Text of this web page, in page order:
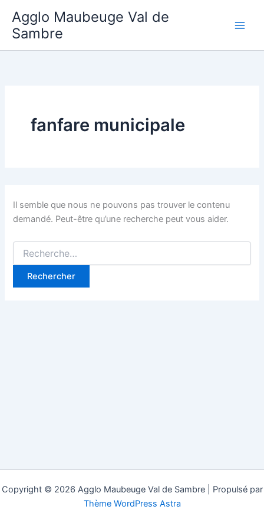
contenu
Agglo Maubeuge Val de
Sambre
fanfare municipale
Il semble que nous ne pouvons pas trouver le contenu
demandé. Peut-être qu’une recherche peut vous aider.
Rechercher :
Copyright © 2026 Agglo Maubeuge Val de Sambre | Propulsé par
Thème WordPress Astra